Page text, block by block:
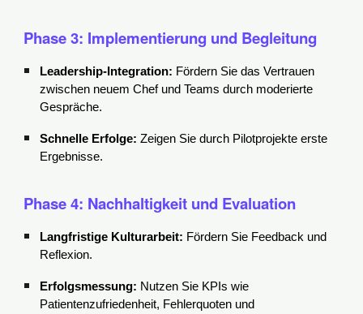
Phase 3: Implementierung und Begleitung
Leadership-Integration: Fördern Sie das Vertrauen
zwischen neuem Chef und Teams durch moderierte
Gespräche.
Schnelle Erfolge: Zeigen Sie durch Pilotprojekte erste
Ergebnisse.
Phase 4: Nachhaltigkeit und Evaluation
Langfristige Kulturarbeit: Fördern Sie Feedback und
Reflexion.
Erfolgsmessung: Nutzen Sie KPIs wie
Patientenzufriedenheit, Fehlerquoten und